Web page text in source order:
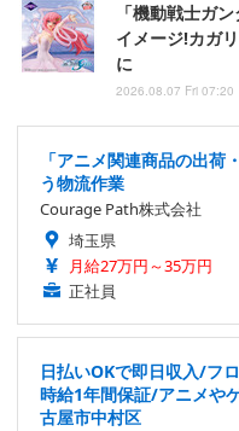
「機動戦士ガ
イメージ!カガ
に
2026.08.07 Fri 07:20
「アニメ関連商品の出荷
う物流作業
Courage Path株式会社
埼玉県
月給27万円～35万円
正社員
日払いOKで即日収入/フ
時給1年間保証/アニメや
古屋市中村区